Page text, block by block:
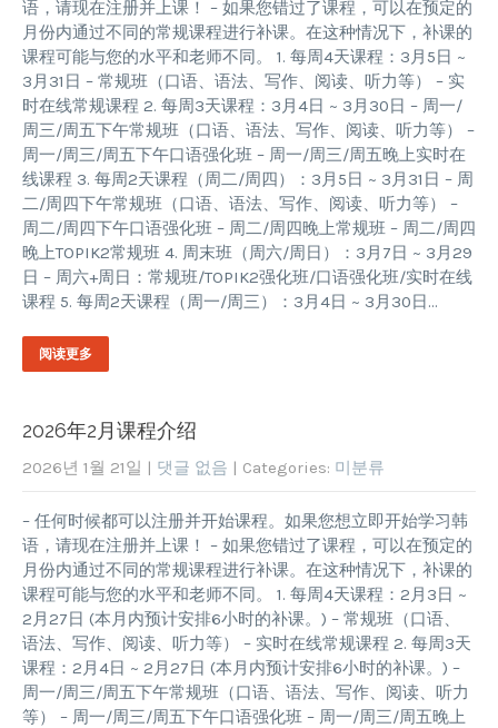
语，请现在注册并上课！ – 如果您错过了课程，可以在预定的
月份内通过不同的常规课程进行补课。在这种情况下，补课的
课程可能与您的水平和老师不同。 1. 每周4天课程：3月5日 ~
3月31日 – 常规班（口语、语法、写作、阅读、听力等） – 实
时在线常规课程 2. 每周3天课程：3月4日 ~ 3月30日 – 周一/
周三/周五下午常规班（口语、语法、写作、阅读、听力等） –
周一/周三/周五下午口语强化班 – 周一/周三/周五晚上实时在
线课程 3. 每周2天课程（周二/周四）：3月5日 ~ 3月31日 – 周
二/周四下午常规班（口语、语法、写作、阅读、听力等） –
周二/周四下午口语强化班 – 周二/周四晚上常规班 – 周二/周四
晚上TOPIK2常规班 4. 周末班（周六/周日）：3月7日 ~ 3月29
日 – 周六+周日：常规班/TOPIK2强化班/口语强化班/实时在线
课程 5. 每周2天课程（周一/周三）：3月4日 ~ 3月30日…
阅读更多
2026年2月课程介绍
2026년 1월 21일 | 댓글 없음 | Categories: 미분류
– 任何时候都可以注册并开始课程。如果您想立即开始学习韩
语，请现在注册并上课！ – 如果您错过了课程，可以在预定的
月份内通过不同的常规课程进行补课。在这种情况下，补课的
课程可能与您的水平和老师不同。 1. 每周4天课程：2月3日 ~
2月27日 (本月内预计安排6小时的补课。) – 常规班（口语、
语法、写作、阅读、听力等） – 实时在线常规课程 2. 每周3天
课程：2月4日 ~ 2月27日 (本月内预计安排6小时的补课。) –
周一/周三/周五下午常规班（口语、语法、写作、阅读、听力
等） – 周一/周三/周五下午口语强化班 – 周一/周三/周五晚上